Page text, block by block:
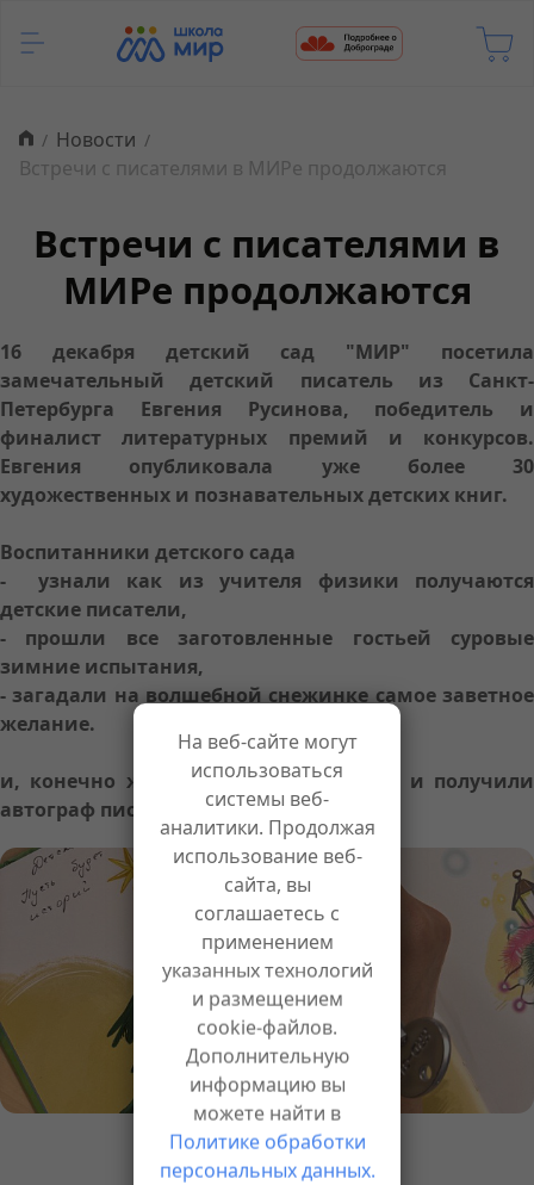
Новости
Встречи с писателями в МИРе продолжаются
Встречи с писателями в
МИРе продолжаются
16 декабря детский сад "МИР" посетила
замечательный детский писатель из Санкт-
Петербурга Евгения Русинова, победитель и
финалист литературных премий и конкурсов.
Евгения опубликовала уже более 30
художественных и познавательных детских книг.
Воспитанники детского сада
- узнали как из учителя физики получаются
детские писатели,
- прошли все заготовленные гостьей суровые
зимние испытания,
- загадали на волшебной снежинке самое заветное
желание.
и, конечно же, читали книги автора и получили
автограф писателя.
На веб-сайте могут
использоваться
системы веб-
аналитики. Продолжая
использование веб-
сайта, вы
соглашаетесь с
применением
указанных технологий
и размещением
cookie-файлов.
Дополнительную
информацию вы
можете найти в
Политике обработки
персональных данных.